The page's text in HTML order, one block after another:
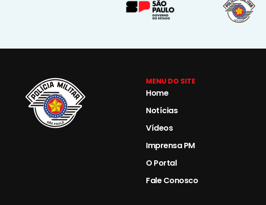
MENU DO SITE
Home
Notícias
Vídeos
Imprensa PM
O Portal
Fale Conosco